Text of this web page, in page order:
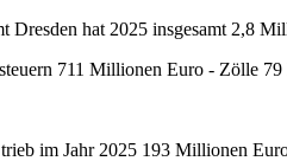
hat 2025 insgesamt 2,8
711 Millionen Euro - Zölle
im Jahr 2025 193 Millionen